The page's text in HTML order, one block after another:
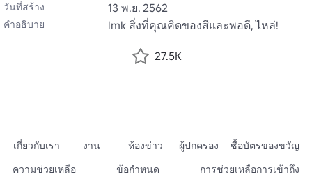
วันที่สร้าง 13 พ.ย. 2562
คำอธิบาย lmk สิ่งที่คุณคิดของสีและพอดี, ไหล่!
27.5K
เกี่ยวกับเรา งาน ห้องข่าว ผู้ปกครอง
ซื้อบัตรของขวัญ
ความช่วยเหลือ
ข้อกำหนด การช่วยเหลือการเข้าถึง